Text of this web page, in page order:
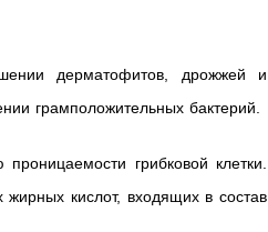
дерматофитов, дрожжей и
грамположительных бактерий.
грибковой клетки.
кислот, входящих в состав